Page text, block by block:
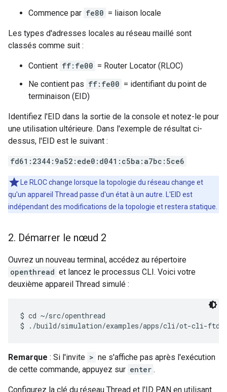
Commence par fe80 = liaison locale
Les types d'adresses locales au réseau maillé sont
classés comme suit :
Contient ff:fe00 = Router Locator (RLOC)
Ne contient pas ff:fe00 = identifiant du point de
terminaison (EID)
Identifiez l'EID dans la sortie de la console et notez-le pour
une utilisation ultérieure. Dans l'exemple de résultat ci-
dessus, l'EID est le suivant :
fd61:2344:9a52:ede0:d041:c5ba:a7bc:5ce6
Le RLOC change lorsque la topologie du réseau change et
qu'un appareil Thread passe d'un état à un autre. L'EID est
indépendant des modifications de la topologie et restera statique.
2. Démarrer le nœud 2
Ouvrez un nouveau terminal, accédez au répertoire
openthread et lancez le processus CLI. Voici votre
deuxième appareil Thread simulé :
$ cd ~/src/openthread
Remarque : Si l'invite > ne s'affiche pas après l'exécution
de cette commande, appuyez sur enter .
Configurez la clé du réseau Thread et l'ID PAN en utilisant